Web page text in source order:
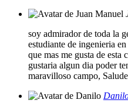
soy admirador de toda la
estudiante de ingenieria
que mas me gusta de esta
gustaria algun dia poder
maravilloso campo,